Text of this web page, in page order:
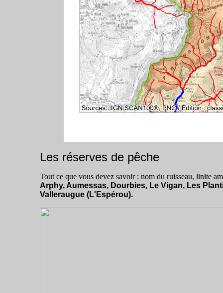
Les réserves de pêche
Tout ce que vous devez savoir : nom du ruisseau, linite
Arphy, Aumessas, Dourbies, Le Vigan, Les
Valleraugue (L'Espérou).